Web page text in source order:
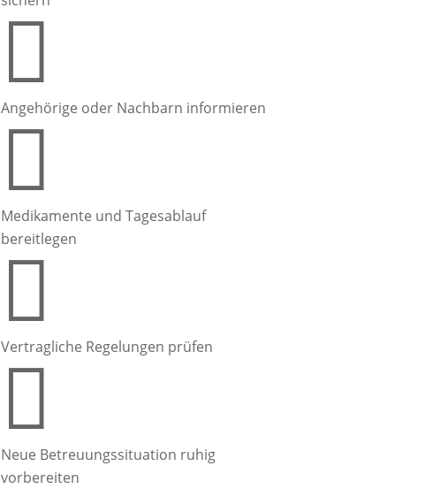

Angehörige oder Nachbarn informieren

Medikamente und Tagesablauf
bereitlegen

Vertragliche Regelungen prüfen

Neue Betreuungssituation ruhig
vorbereiten